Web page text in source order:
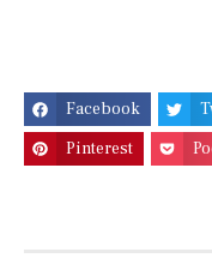
Facebook
Pinterest